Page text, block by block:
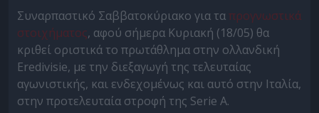
Συναρπαστικό Σαββατοκύριακο για ταπρογνωστικά
στοιχήματος, αφού σήμερα Κυριακή (18/05) θα
κριθεί οριστικά το πρωτάθλημα στην ολλανδική
Eredivisie, με την διεξαγωγή της τελευταίας
αγωνιστικής, και ενδεχομένως και αυτό στην Ιταλία,
στην προτελευταία στροφή της Serie A.